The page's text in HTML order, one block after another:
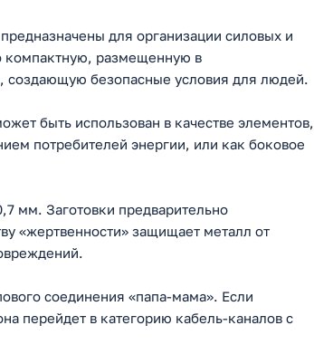
для организации силовых и
компактную, размещенную в
создающую безопасные условия для людей.
быть использован в качестве элементов,
потребителей энергии, или как боковое
мм. Заготовки предварительно
«жертвенности» защищает металл от
соединения «папа-мама». Если
перейдет в категорию кабель-каналов с